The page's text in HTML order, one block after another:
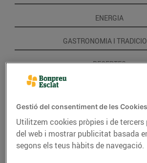
ENERGIA
GASTRONOMIA I
RECEPTES
Gestió del consentiment de les Cookies
Utilitzem cookies pròpies i de tercers
del web i mostrar publicitat basada
segons els teus hàbits de navegació.